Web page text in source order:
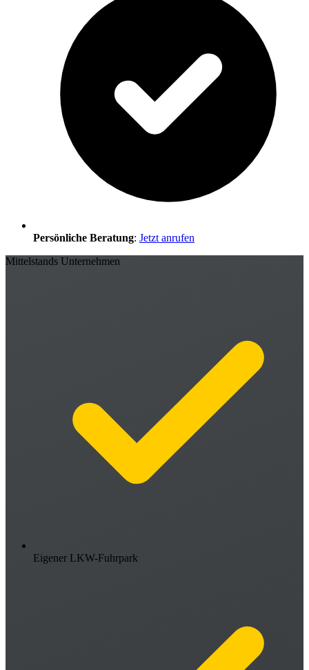
Persönliche Beratung: Jetzt anrufen
Mittelstands Unternehmen
Eigener LKW-Fuhrpark